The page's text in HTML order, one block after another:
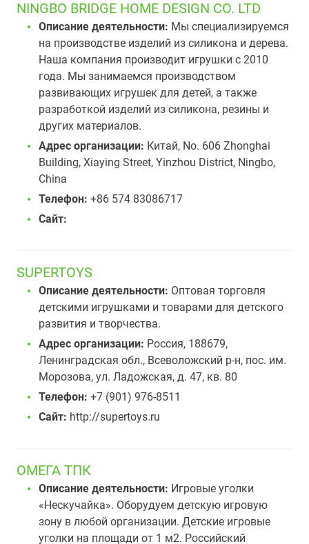
NINGBO BRIDGE HOME DESIGN CO. LTD
Описание деятельности: Мы специализируемся
на производстве изделий из силикона и дерева.
Наша компания производит игрушки с 2010
года. Мы занимаемся производством
развивающих игрушек для детей, а также
разработкой изделий из силикона, резины и
других материалов.
Адрес организации: Китай, No. 606 Zhonghai
Building, Xiaying Street, Yinzhou District, Ningbo,
China
Телефон: +86 574 83086717
Сайт:
SUPERTOYS
Описание деятельности: Оптовая торговля
детскими игрушками и товарами для детского
развития и творчества.
Адрес организации: Россия, 188679,
Ленинградская обл., Всеволожский р-н, пос. им.
Морозова, ул. Ладожская, д. 47, кв. 80
Телефон: +7 (901) 976-8511
Сайт: http://supertoys.ru
ОМЕГА ТПК
Описание деятельности: Игровые уголки
«Нескучайка». Оборудуем детскую игровую
зону в любой организации. Детские игровые
уголки на площади от 1 м2. Российский